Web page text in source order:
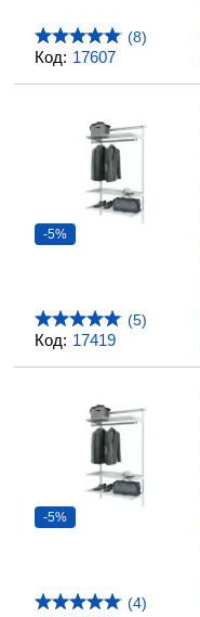
Код: 17607
(8)
Код: 17419
-5%
(5)
-5%
(4)